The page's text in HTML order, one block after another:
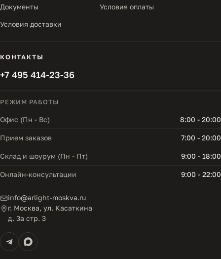
Документы Условия оплаты
Условия доставки
КОНТАКТЫ
+7 495 414-23-36
РЕЖИМ РАБОТЫ
Офис (Пн - Вс) 8:00 - 20:00
Прием заказов 7:00 - 20:00
Склад и шоурум (Пн - Пт) 9:00 - 18:00
Онлайн-консультации 9:00 - 22:00
info@arlight-moskva.ru
г. Москва, ул. Касаткина
д. 3а стр. 3